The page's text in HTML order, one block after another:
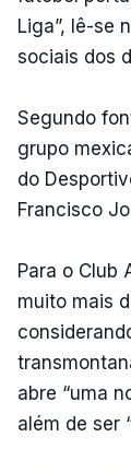
Liga”, lê-se
sociais dos
Segundo
grupo
do
Francisco
Para o Club
muito mais
abre “uma
além de ser